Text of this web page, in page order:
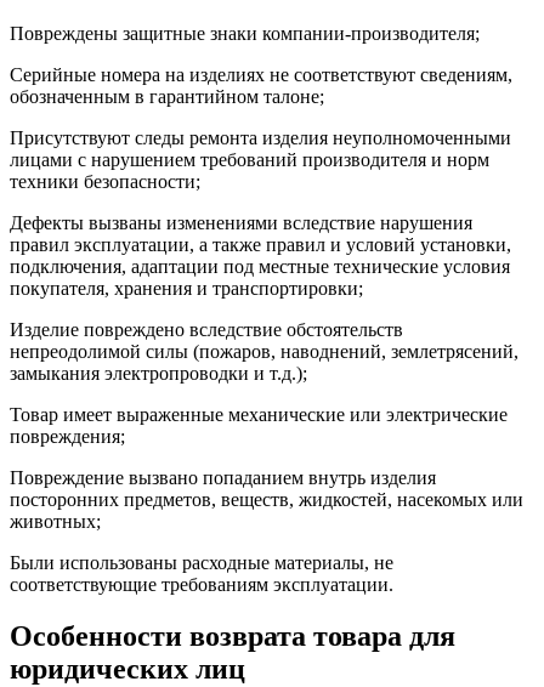
Повреждены защитные знаки компании-производителя;
Серийные номера на изделиях не соответствуют сведениям,
обозначенным в гарантийном талоне;
Присутствуют следы ремонта изделия неуполномоченными
лицами с нарушением требований производителя и норм
техники безопасности;
Дефекты вызваны изменениями вследствие нарушения
правил эксплуатации, а также правил и условий установки,
подключения, адаптации под местные технические условия
покупателя, хранения и транспортировки;
Изделие повреждено вследствие обстоятельств
непреодолимой силы (пожаров, наводнений, землетрясений,
замыкания электропроводки и т.д.);
Товар имеет выраженные механические или электрические
повреждения;
Повреждение вызвано попаданием внутрь изделия
посторонних предметов, веществ, жидкостей, насекомых или
животных;
Были использованы расходные материалы, не
соответствующие требованиям эксплуатации.
Особенности возврата товара для
юридических лиц